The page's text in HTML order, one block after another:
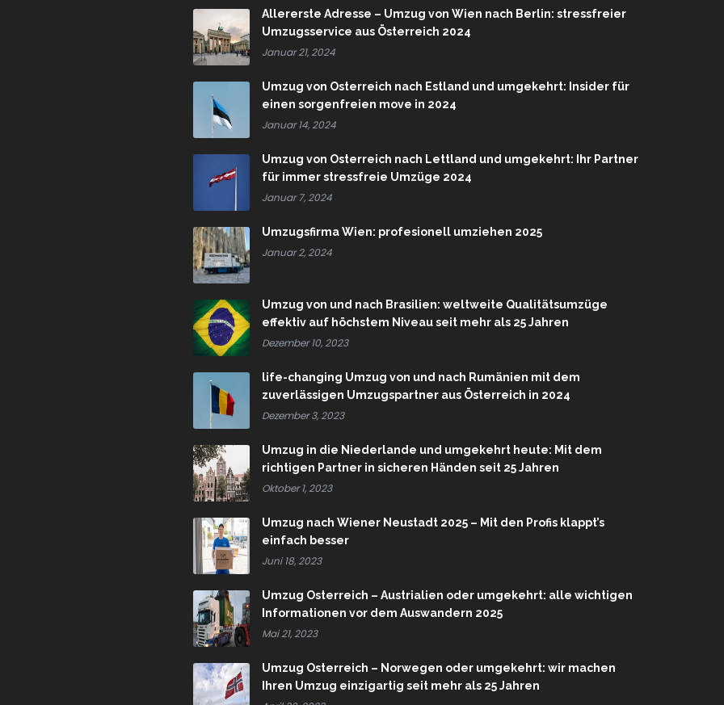
Allererste Adresse – Umzug von Wien nach Berlin: stressfreier
Umzugsservice aus Österreich 2024
Januar 21, 2024
Umzug von Österreich nach Estland und umgekehrt: Insider für
einen sorgenfreien move in 2024
Januar 14, 2024
Umzug von Österreich nach Lettland und umgekehrt: Ihr Partner
für immer stressfreie Umzüge 2024
Januar 7, 2024
Umzugsfirma Wien: profesionell umziehen 2025
Januar 2, 2024
Umzug von und nach Brasilien: weltweite Qualitätsumzüge
effektiv auf höchstem Niveau seit mehr als 25 Jahren
Dezember 10, 2023
life-changing Umzug von und nach Rumänien mit dem
zuverlässigen Umzugspartner aus Österreich in 2024
Dezember 3, 2023
Umzug in die Niederlande und umgekehrt heute: Mit dem
richtigen Partner in sicheren Händen seit 25 Jahren
Oktober 1, 2023
Umzug nach Wiener Neustadt 2025 – Mit den Profis klappt’s
einfach besser
Juni 18, 2023
Umzug Österreich – Austrialien oder umgekehrt: alle wichtigen
Informationen vor dem Auswandern 2025
Mai 21, 2023
Umzug Österreich – Norwegen oder umgekehrt: wir machen
Ihren Umzug einzigartig seit mehr als 25 Jahren